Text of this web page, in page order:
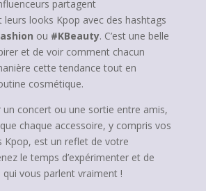
partagent
looks Kpop avec des hashtags
ou #KBeauty. C’est une belle
et de voir comment chacun
cette tendance tout en
cosmétique.
un concert ou une sortie entre amis,
chaque accessoire, y compris vos
Kpop, est un reflet de votre
le temps d’expérimenter et de
vous parlent vraiment !